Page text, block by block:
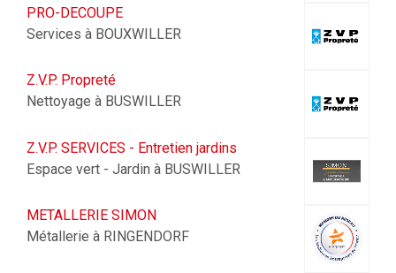
PRO-DECOUPE
Services à BOUXWILLER
Z.V.P. Propreté
Nettoyage à BUSWILLER
Z.V.P. SERVICES - Entretien jardins
Espace vert - Jardin à BUSWILLER
METALLERIE SIMON
Métallerie à RINGENDORF